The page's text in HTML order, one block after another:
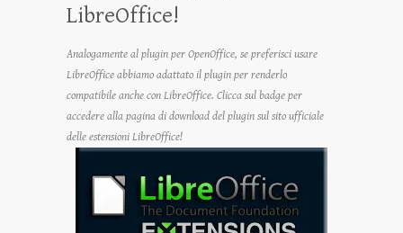
LibreOffice!
Analogamente al plugin per OpenOffice, se preferisci usare
LibreOffice abbiamo adattato il plugin per renderlo
compatibile anche con LibreOffice. Clicca sul badge per
accedere alla pagina di download del plugin sul sito ufficiale
delle estensioni LibreOffice!